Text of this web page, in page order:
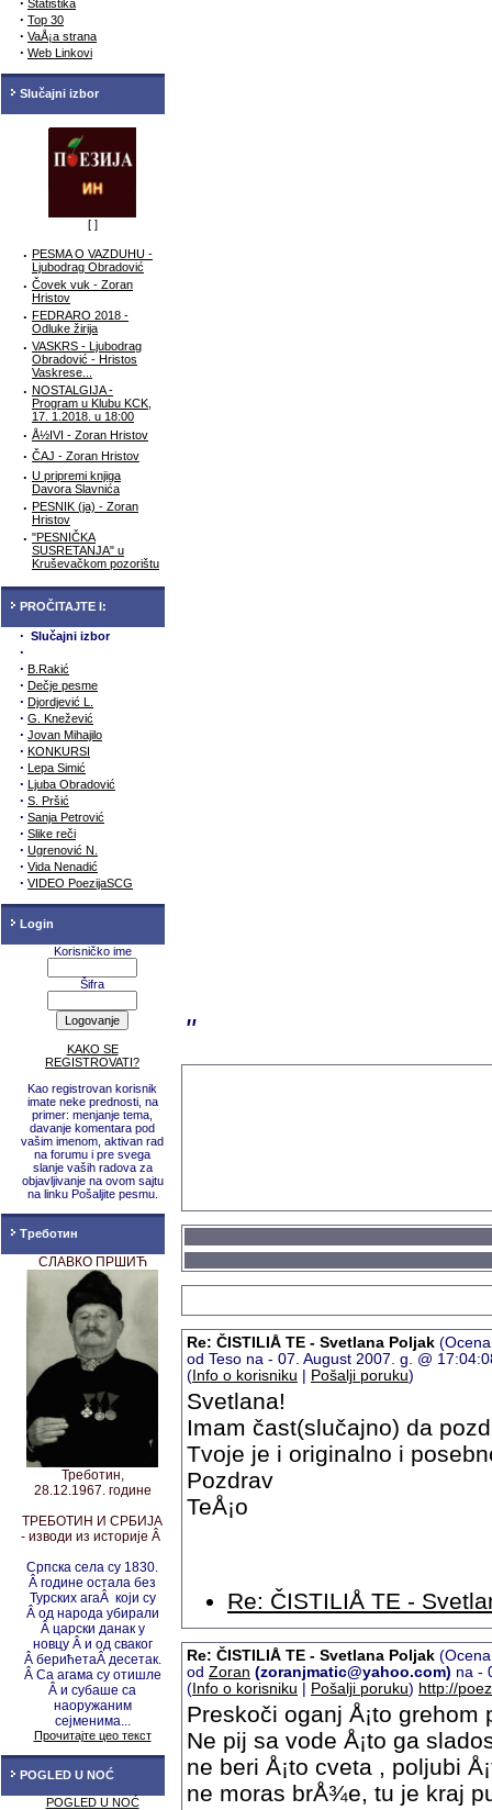
Statistika
· Top 30
· VaÅ¡a strana
· Web Linkovi
Slučajni izbor
[ ]
· PESMA O VAZDUHU -
Ljubodrag Obradović
· Čovek vuk - Zoran
Hristov
· FEDRARO 2018 -
Odluke žirija
· VASKRS - Ljubodrag
Obradović - Hristos
Vaskrese...
· NOSTALGIJA -
Program u Klubu KCK,
17. 1.2018. u 18:00
· Å½IVI - Zoran Hristov
· ČAJ - Zoran Hristov
· U pripremi knjiga
Davora Slavnića
· PESNIK (ja) - Zoran
Hristov
· "PESNIČKA
SUSRETANJA" u
Kruševačkom pozorištu
PROČITAJTE I:
· Slučajni izbor
·
· B.Rakić
· Dečje pesme
· Djordjević L.
· G. Knežević
· Jovan Mihajilo
· KONKURSI
· Lepa Simić
· Ljuba Obradović
· S. Pršić
· Sanja Petrović
· Slike reči
· Ugrenović N.
· Vida Nenadić
· VIDEO PoezijaSCG
Login
Korisničko ime
Šifra
KAKO SE
REGISTROVATI?
Kao registrovan korisnik
imate neke prednosti, na
primer: menjanje tema,
davanje komentara pod
vašim imenom, aktivan rad
na forumu i pre svega
slanje vaših radova za
objavljivanje na ovom sajtu
na linku Pošaljite pesmu.
Треботин
СЛАВКО ПРШИЋ
Треботин,
28.12.1967. године
ТРЕБОТИН И СРБИЈА
- изводи из историје Â
Српска села су 1830.
Â године остала без
Турских агаÂ који су
Â од народа убирали
Â царски данак у
новцу Â и од сваког
Â берићетаÂ десетак.
Â Са агама су отишле
Â и субаше са
наоружаним
сејменима...
Прочитајте цео текст
POGLED U NOĆ
POGLED U NOĆ
"
Re: ČISTILIÅ TE - Svetlana Poljak
od Teso na - 07. August 2007. g. @
( Info o korisniku Pošalji poruku)
Svetlana!
Imam čast(slučajno) da
Tvoje je i originalno i
Pozdrav
TeÅ¡o
Re: ČISTILIÅ TE -
Re: ČISTILIÅ TE - Svetlana Poljak
od Zoran (zoranjmatic@yahoo.com) na -
( Info o korisniku Pošalji poruku) http://
Preskoči oganj Å¡to grehom
Ne pij sa vode Å¡to ga
ne beri Å¡to cveta , poljubi
ne moras brÅ¾e, tu je kraj